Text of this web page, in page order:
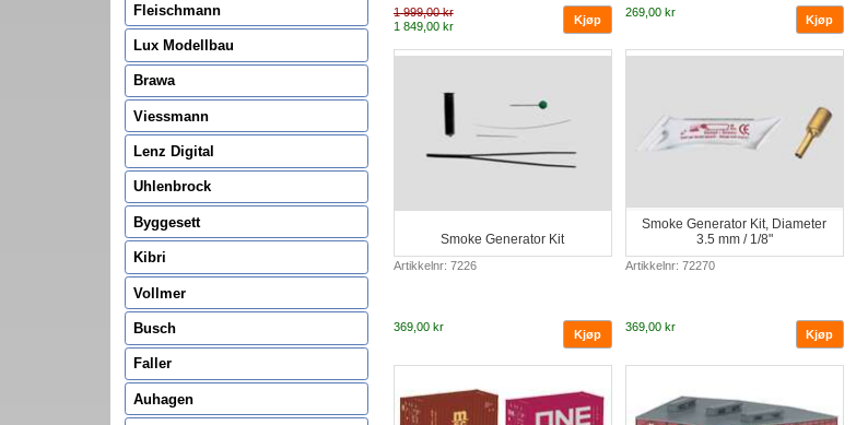
1 999,00 kr
1 849,00 kr
269,00 kr
Smoke Generator Kit
Artikkelnr: 7226
369,00 kr
Smoke Generator Kit, Diameter
3.5 mm / 1/8"
Artikkelnr: 72270
369,00 kr
Fleischmann
Lux Modellbau
Brawa
Viessmann
Lenz Digital
Uhlenbrock
Byggesett
Kibri
Vollmer
Busch
Faller
Auhagen